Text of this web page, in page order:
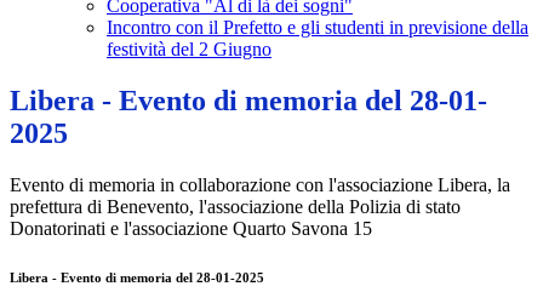
Cooperativa "Al di là dei sogni"
Incontro con il Prefetto e gli studenti in previsione della
festività del 2 Giugno
Libera - Evento di memoria del 28-01-
2025
Evento di memoria in collaborazione con l'associazione Libera, la
prefettura di Benevento, l'associazione della Polizia di stato
Donatorinati e l'associazione Quarto Savona 15
Libera - Evento di memoria del 28-01-2025